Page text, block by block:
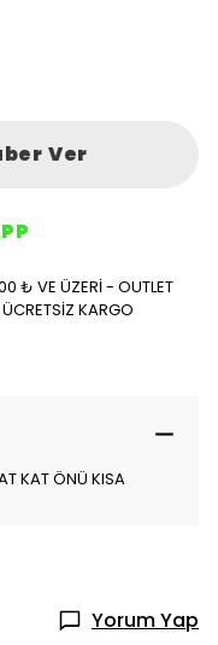
Ver
₺ VE ÜZERİ - OUTLET
KARGO
KAT ÖNÜ KISA
Yorum Yap